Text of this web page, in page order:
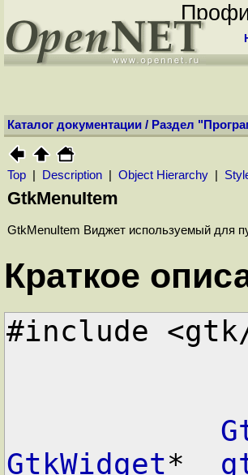
Каталог документации / Раздел
Top Description Object Hierarchy
GtkMenuItem
GtkMenuItem Виджет используемый для
Краткое
#include
GtkWidget*